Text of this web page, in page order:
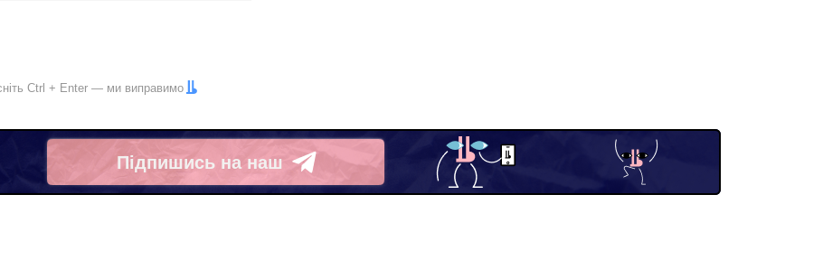
Ctrl + Enter — ми виправимо
Підпишись на наш
Telegram